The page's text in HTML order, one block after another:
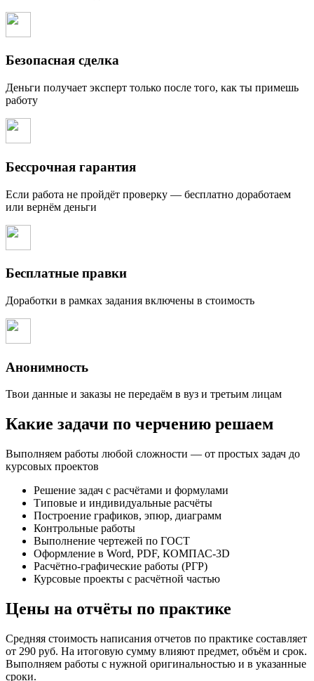
Безопасная сделка
Деньги получает эксперт только после того, как ты примешь
работу
Бессрочная гарантия
Если работа не пройдёт проверку — бесплатно доработаем
или вернём деньги
Бесплатные правки
Доработки в рамках задания включены в стоимость
Анонимность
Твои данные и заказы не передаём в вуз и третьим лицам
Какие задачи по черчению решаем
Выполняем работы любой сложности — от простых задач до
курсовых проектов
Решение задач с расчётами и формулами
Типовые и индивидуальные расчёты
Построение графиков, эпюр, диаграмм
Контрольные работы
Выполнение чертежей по ГОСТ
Оформление в Word, PDF, КОМПАС-3D
Расчётно-графические работы (РГР)
Курсовые проекты с расчётной частью
Цены на отчёты по практике
Средняя стоимость написания отчетов по практике составляет
от 290 руб. На итоговую сумму влияют предмет, объём и срок.
Выполняем работы с нужной оригинальностью и в указанные
сроки.